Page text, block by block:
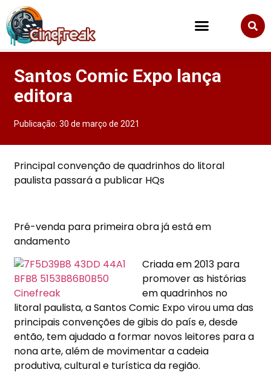
Santos Comic Expo lança
editora
Publicação:30 de março de 2021
Principal convenção de quadrinhos do litoral
paulista passará a publicar HQs
Pré-venda para primeira obra já está em
andamento
Criada em 2013 para
promover as histórias
em quadrinhos no
litoral paulista, a Santos Comic Expo virou uma das
principais convenções de gibis do país e, desde
então, tem ajudado a formar novos leitores para a
nona arte, além de movimentar a cadeia
produtiva, cultural e turística da região.